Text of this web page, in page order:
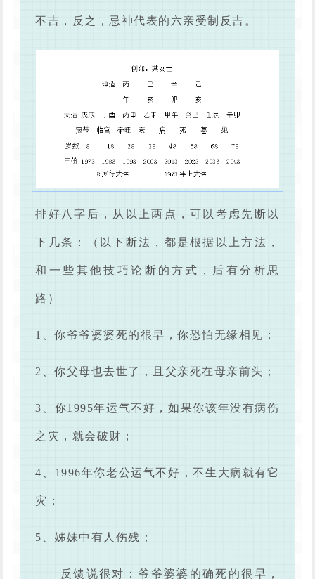
不吉，反之，忌神代表的六亲受制反吉。
排好八字后，从以上两点，可以考虑先断以
下几条：（以下断法，都是根据以上方法，
和一些其他技巧论断的方式，后有分析思
路）
1、你爷爷婆婆死的很早，你恐怕无缘相见；
2、你父母也去世了，且父亲死在母亲前头；
3、你1995年运气不好，如果你该年没有病伤
之灾，就会破财；
4、1996年你老公运气不好，不生大病就有它
灾；
5、姊妹中有人伤残；
反馈说很对：爷爷婆婆的确死的很早，